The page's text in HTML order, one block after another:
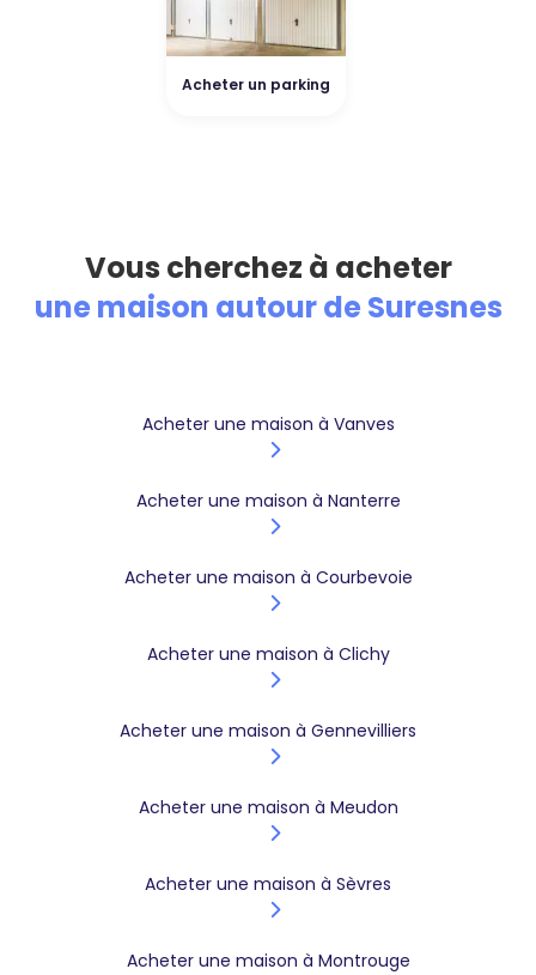
Acheter un parking
Vous cherchez à acheter
une maison autour de Suresnes
Acheter une maison à Vanves
Acheter une maison à Nanterre
Acheter une maison à Courbevoie
Acheter une maison à Clichy
Acheter une maison à Gennevilliers
Acheter une maison à Meudon
Acheter une maison à Sèvres
Acheter une maison à Montrouge